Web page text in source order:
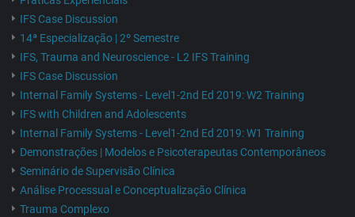
IFS Case Discussion
14ª Especialização | 2º Semestre
IFS, Trauma and Neuroscience - L2 IFS Training
IFS Case Discussion
Internal Family Systems - Level1-2nd Ed 2019: W2 Training
IFS with Children and Adolescents
Internal Family Systems - Level1-2nd Ed 2019: W1 Training
Demonstrações | Modelos e Psicoterapeutas Contemporâneos
Seminário de Supervisão Clínica
Análise Processual e Conceptualização Clínica
Trauma Complexo